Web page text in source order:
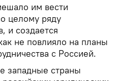
им вести
целому ряду
и создается
не повлияло на планы
с Россией.
западные страны